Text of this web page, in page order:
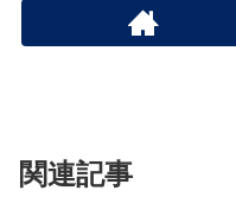
関連記事